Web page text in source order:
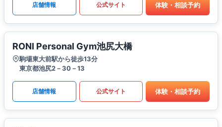
店舗情報 公式サイト 体験・相談予約
RONI Personal Gym池尻大橋
駒場東大前駅から徒歩13分
東京都池尻2－30－13
店舗情報 公式サイト 体験・相談予約